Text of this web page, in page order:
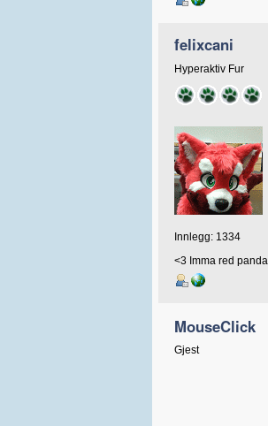
felixcani
Hyperaktiv Fur
Innlegg: 1334
<3 Imma red panda
MouseClick
Gjest